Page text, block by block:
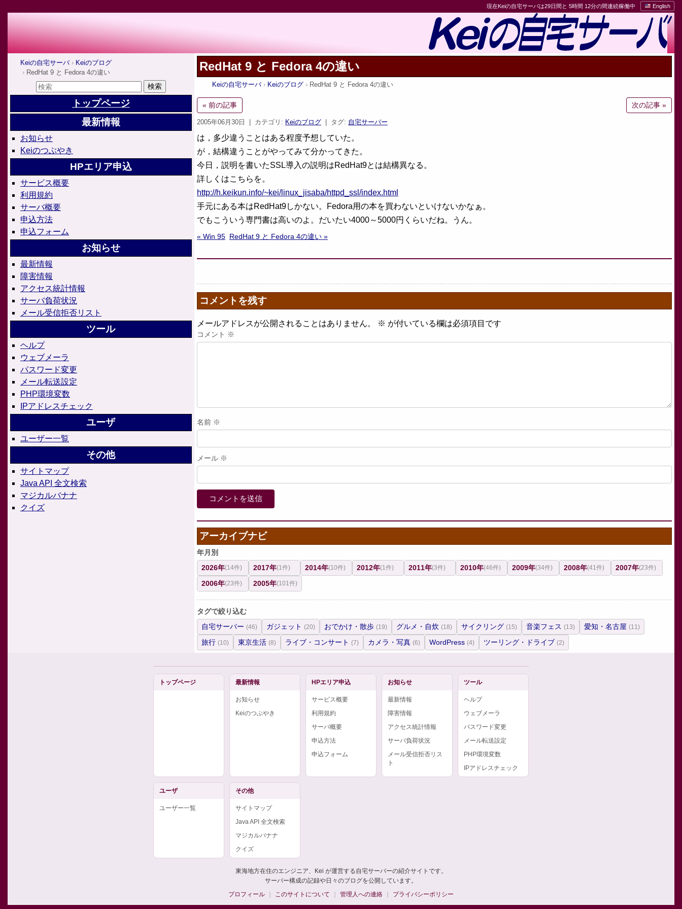
現在Keiの自宅サーバは29日間と 5時間 12分の間連続稼働中 English
Keiの自宅サーバ
Keiのブログ
RedHat 9 と Fedora 4の違い
トップページ
最新情報
お知らせ
Keiのつぶやき
HPエリア申込
サービス概要
利用規約
サーバ概要
申込方法
申込フォーム
お知らせ
最新情報
障害情報
アクセス統計情報
サーバ負荷状況
メール受信拒否リスト
ツール
ヘルプ
ウェブメーラ
パスワード変更
メール転送設定
PHP環境変数
IPアドレスチェック
ユーザ
ユーザー一覧
その他
サイトマップ
Java API 全文検索
マジカルバナナ
クイズ
RedHat 9 と Fedora 4の違い
Keiの自宅サーバ Keiのブログ RedHat 9 と Fedora 4の違い
« 前の記事 次の記事 »
2005年06月30日 | カテゴリ: Keiのブログ| タグ: 自宅サーバー
は，多少違うことはある程度予想していた。
が，結構違うことがやってみて分かってきた。
今日，説明を書いたSSL導入の説明はRedHat9とは結構異なる。
詳しくはこちらを。
http://h.keikun.info/~kei/linux_jisaba/httpd_ssl/index.html
手元にある本はRedHat9しかない。Fedora用の本を買わないといけないかなぁ。
でもこういう専門書は高いのよ。だいたい4000～5000円くらいだね。うん。
« Win 95 RedHat 9 と Fedora 4の違い »
コメントを残す
メールアドレスが公開されることはありません。 ※ が付いている欄は必須項目です
コメント ※
名前 ※
メール ※
アーカイブナビ
年月別
2026年(14件) 2017年(1件) 2014年(10件) 2012年(1件) 2011年(3件) 2010年(46件) 2009年(34件) 2008年(41件) 2007年(23件)
2006年(23件) 2005年(101件)
タグで絞り込む
自宅サーバー (46) ガジェット (20) おでかけ・散歩 (19) グルメ・自炊 (18) サイクリング (15) 音楽フェス (13) 愛知・名古屋 (11)
旅行 (10) 東京生活 (8) ライブ・コンサート (7) カメラ・写真 (6) WordPress (4) ツーリング・ドライブ (2)
トップページ 最新情報
お知らせ
Keiのつぶやき
HPエリア申込
サービス概要
利用規約
サーバ概要
申込方法
申込フォーム
お知らせ
最新情報
障害情報
アクセス統計情報
サーバ負荷状況
メール受信拒否リス
ト
ツール
ヘルプ
ウェブメーラ
パスワード変更
メール転送設定
PHP環境変数
IPアドレスチェック
ユーザ
ユーザー一覧
その他
サイトマップ
Java API 全文検索
マジカルバナナ
クイズ
東海地方在住のエンジニア、Kei が運営する自宅サーバーの紹介サイトです。
サーバー構成の記録や日々のブログを公開しています。
プロフィール
このサイトについて 管理人への連絡 プライバシーポリシー